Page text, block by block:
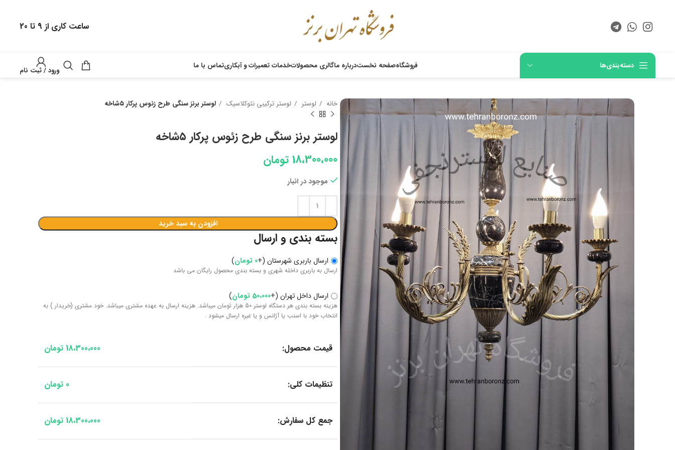
ساعت کاری از 9 تا 20
دسته‌بندی‌ها فروشگاهصفحه نخستدرباره ماگالری محصولاتخدمات تعمیرات و آبکاریتماس با ما ورود / ثبت نام
خانه لوستر لوستر ترکیبی نئوکلاسیک لوستر برنز سنگی طرح زئوس پرکار ۵شاخه
لوستر برنز سنگی طرح زئوس پرکار ۵شاخه
18،300،000 تومان
موجود در انبار
افزودن به سبد خرید
بسته بندی و ارسال
ارسال باربری شهرستان (
+
0 تومان)
ارسال به باربری داخله شهری و بسته بندی محصول رایگان می باشد
ارسال داخل تهران (
+50،000 تومان)
هزینه بسته بندی هر دستگاه لوستر 50 هزار تومان میباشد. هزینه ارسال به عهده مشتری میباشد. خود مشتری (خریدار ) به
انتخاب خود با اسنب یا آژانس و یا غیره ارسال میشود .
قیمت محصول: 18،300،000 تومان
تنظیمات کلی: 0 تومان
جمع کل سفارش: 18،300،000 تومان